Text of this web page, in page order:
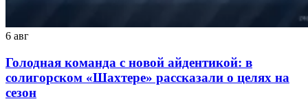
6 авг
Голодная команда с новой айдентикой: в
солигорском «Шахтере» рассказали о целях на
сезон